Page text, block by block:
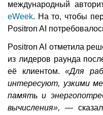
международный
eWeek. На то, чтобы
Positron AI
Positron AI отметила
из лидеров раунда
её клиентом. «Для
интересуют, узкими
память и
вычисления», —